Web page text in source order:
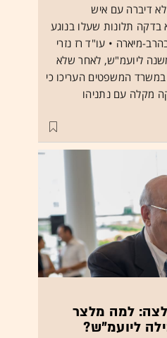
לא דיברה עם איש
בדקה תלונות שעלו בנוגע
מיארה • עו"ד רז נזרי
ליועמ"ש, לאחר שלא
המשפטים העריכו כי
מקלה עם נתניהו
למה מלצר
ליועמ"ש?